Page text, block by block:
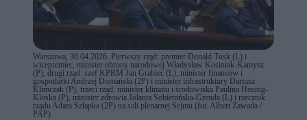
Warszawa, 30.04.2026. Pierwszy rząd: premier Donald Tusk (L) i
wicepremier, minister obrony narodowej Władysław Kosiniak-Kamysz
(P), drugi rząd: szef KPRM Jan Grabiec (L), minister finansów i
gospodarki Andrzej Domański (2P) i minister infrastruktury Dariusz
Klimczak (P), trzeci rząd: minister klimatu i środowiska Paulina Hennig-
Kloska (P), minister zdrowia Jolanta Sobierańska-Grenda (L) i rzecznik
rządu Adam Szłapka (2P) na sali plenarnej Sejmu (fot. Albert Zawada /
PAP)